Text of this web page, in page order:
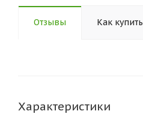
Отзывы Как купить
Характеристики